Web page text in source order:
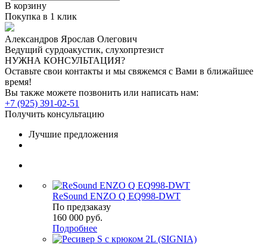
В корзину
Покупка в 1 клик
Александров Ярослав Олегович
Ведущий сурдоакустик, слухопртезист
НУЖНА КОНСУЛЬТАЦИЯ?
Оставьте свои контакты и мы свяжемся с Вами в ближайшее
время!
Вы также можете позвонить или написать нам:
+7 (925) 391-02-51
Получить консультацию
Лучшие предложения
ReSound ENZO Q EQ998-DWT
По предзаказу
160 000 руб.
Подробнее